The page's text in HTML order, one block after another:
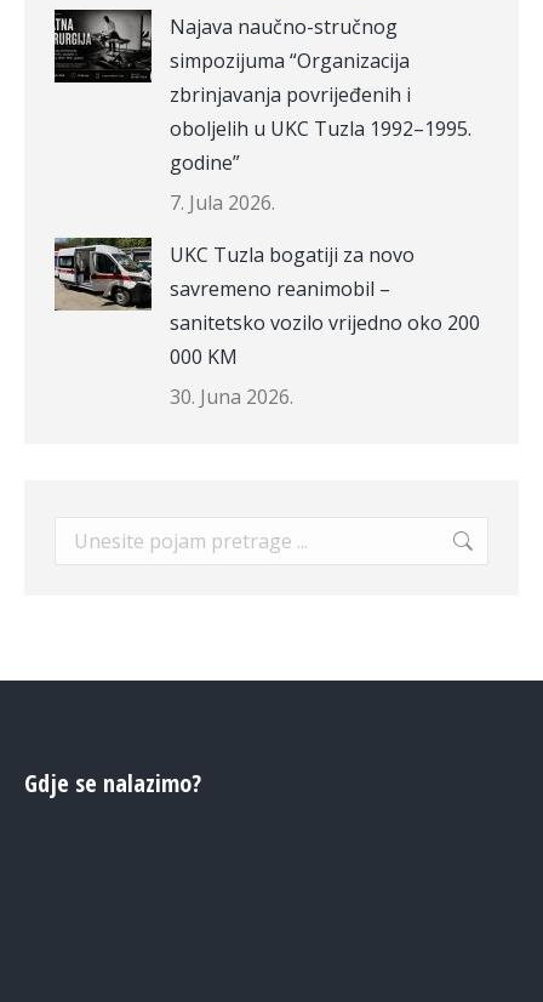
Najava naučno-stručnog
simpozijuma “Organizacija
zbrinjavanja povrijeđenih i
oboljelih u UKC Tuzla 1992–1995.
godine”
7. Jula 2026.
UKC Tuzla bogatiji za novo
savremeno reanimobil –
sanitetsko vozilo vrijedno oko 200
000 KM
30. Juna 2026.
Search:
Gdje se nalazimo?